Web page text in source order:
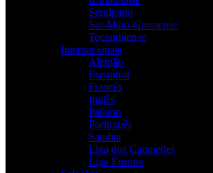
Sergipano
Sul-Mato-Grossense
Tocantinense
Internacionais
Alemão
Espanhol
Francês
Inglês
Italiano
Português
Saudita
Liga dos Campeões
Liga Europa